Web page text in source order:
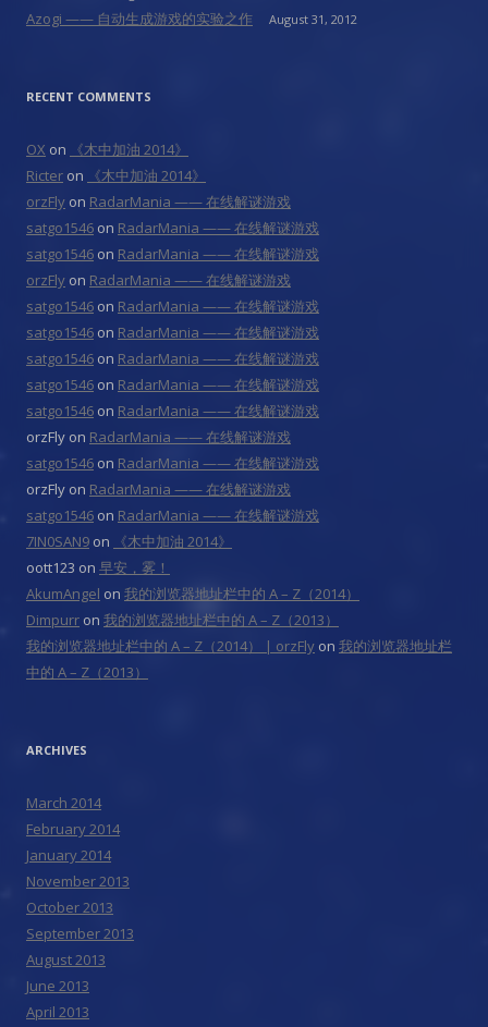
Azogi —— 自动生成游戏的实验之作 August 31, 2012
RECENT COMMENTS
OX on
《木中加油 2014》
Ricter on
《木中加油 2014》
orzFly on RadarMania —— 在线解谜游戏
satgo1546 on RadarMania —— 在线解谜游戏
satgo1546 on RadarMania —— 在线解谜游戏
orzFly on RadarMania —— 在线解谜游戏
satgo1546 on RadarMania —— 在线解谜游戏
satgo1546 on RadarMania —— 在线解谜游戏
satgo1546 on RadarMania —— 在线解谜游戏
satgo1546 on RadarMania —— 在线解谜游戏
satgo1546 on RadarMania —— 在线解谜游戏
orzFly on RadarMania —— 在线解谜游戏
satgo1546 on RadarMania —— 在线解谜游戏
orzFly on RadarMania —— 在线解谜游戏
satgo1546 on RadarMania —— 在线解谜游戏
7IN0SAN9 on
《木中加油 2014》
oott123 on 早安，雾！
AkumAngel on 我的浏览器地址栏中的 A – Z（2014）
Dimpurr on 我的浏览器地址栏中的 A – Z（2013）
我的浏览器地址栏中的 A – Z（2014） | orzFly on 我的浏览器地址栏
中的 A – Z（2013）
ARCHIVES
March 2014
February 2014
January 2014
November 2013
October 2013
September 2013
August 2013
June 2013
April 2013